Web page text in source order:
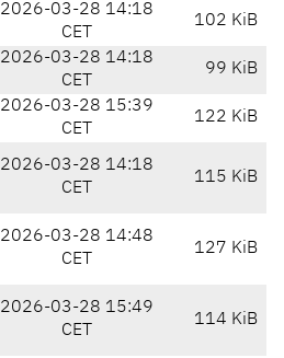
2026-03-28 14:18
CET
102 KiB
2026-03-28 14:18
CET
99 KiB
2026-03-28 15:39
CET
122 KiB
2026-03-28 14:18
CET
115 KiB
2026-03-28 14:48
CET
127 KiB
2026-03-28 15:49
CET
114 KiB